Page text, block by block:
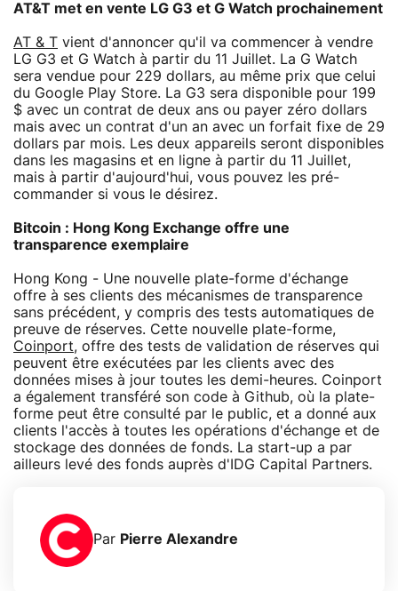
AT&T met en vente LG G3 et G Watch prochainement
AT & T vient d'annoncer qu'il va commencer à vendre
LG G3 et G Watch à partir du 11 Juillet. La G Watch
sera vendue pour 229 dollars, au même prix que celui
du Google Play Store. La G3 sera disponible pour 199
$ avec un contrat de deux ans ou payer zéro dollars
mais avec un contrat d'un an avec un forfait fixe de 29
dollars par mois. Les deux appareils seront disponibles
dans les magasins et en ligne à partir du 11 Juillet,
mais à partir d'aujourd'hui, vous pouvez les pré-
commander si vous le désirez.
Bitcoin : Hong Kong Exchange offre une
transparence exemplaire
Hong Kong - Une nouvelle plate-forme d'échange
offre à ses clients des mécanismes de transparence
sans précédent, y compris des tests automatiques de
preuve de réserves. Cette nouvelle plate-forme,
Coinport, offre des tests de validation de réserves qui
peuvent être exécutées par les clients avec des
données mises à jour toutes les demi-heures. Coinport
a également transféré son code à Github, où la plate-
forme peut être consulté par le public, et a donné aux
clients l'accès à toutes les opérations d'échange et de
stockage des données de fonds. La start-up a par
ailleurs levé des fonds auprès d'IDG Capital Partners.
Par Pierre Alexandre